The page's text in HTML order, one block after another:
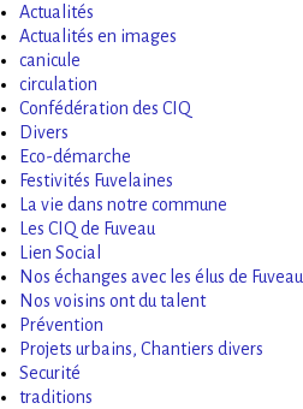
Actualités
Actualités en images
canicule
circulation
Confédération des CIQ
Divers
Eco-démarche
Festivités Fuvelaines
La vie dans notre commune
Les CIQ de Fuveau
Lien Social
Nos échanges avec les élus de Fuveau
Nos voisins ont du talent
Prévention
Projets urbains, Chantiers divers
Securité
traditions